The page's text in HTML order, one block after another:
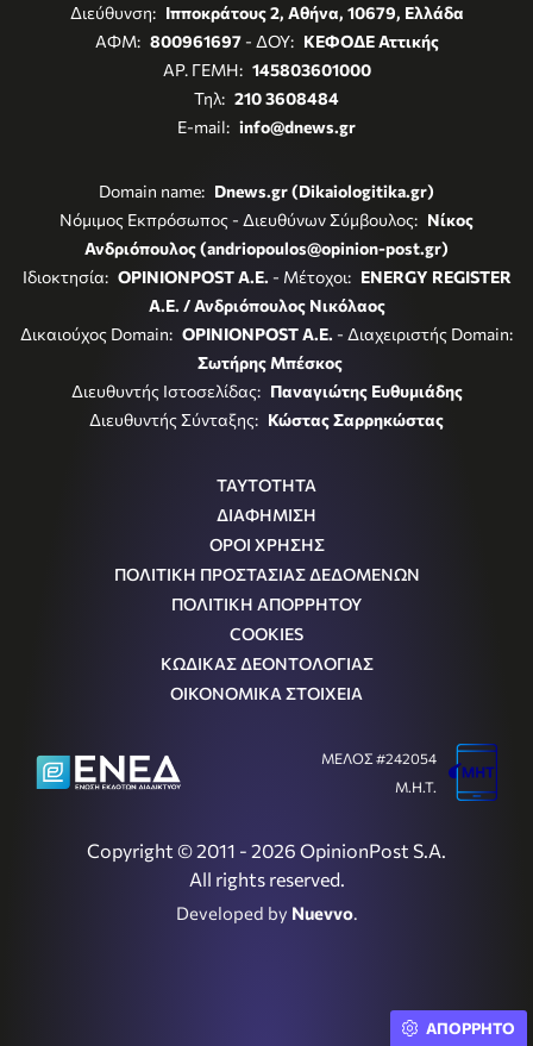
Διεύθυνση: Ιπποκράτους 2, Αθήνα, 10679, Ελλάδα
ΑΦΜ: 800961697- ΔΟΥ: ΚΕΦΟΔΕ Αττικής
ΑΡ. ΓΕΜΗ: 145803601000
Τηλ: 210 3608484
E-mail: info@dnews.gr
Domain name: Dnews.gr (Dikaiologitika.gr)
Νόμιμος Εκπρόσωπος - Διευθύνων Σύμβουλος: Νίκος
Ανδριόπουλος (andriopoulos@opinion-post.gr)
Ιδιοκτησία: OPINIONPOST A.E. - Μέτοχοι: ENERGY REGISTER
Α.Ε. / Ανδριόπουλος Νικόλαος
Δικαιούχος Domain: OPINIONPOST A.E. - Διαχειριστής Domain:
Σωτήρης Μπέσκος
Διευθυντής Ιστοσελίδας: Παναγιώτης Ευθυμιάδης
Διευθυντής Σύνταξης: Κώστας Σαρρηκώστας
ΤΑΥΤΟΤΗΤΑ
ΔΙΑΦΗΜΙΣΗ
ΟΡΟΙ ΧΡΗΣΗΣ
ΠΟΛΙΤΙΚΗ ΠΡΟΣΤΑΣΙΑΣ ΔΕΔΟΜΕΝΩΝ
ΠΟΛΙΤΙΚΗ ΑΠΟΡΡΗΤΟΥ
COOKIES
ΚΩΔΙΚΑΣ ΔΕΟΝΤΟΛΟΓΙΑΣ
ΟΙΚΟΝΟΜΙΚΑ ΣΤΟΙΧΕΙΑ
Copyright © 2011 - 2026 OpinionPost S.A.
All rights reserved.
Developed by Nuevvo.
ΜΕΛΟΣ #242054
Μ.Η.Τ.
ΑΠΟΡΡΗΤΟ